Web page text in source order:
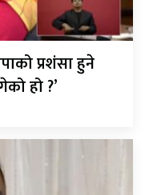
प्रशंसा हुने
हो ?’